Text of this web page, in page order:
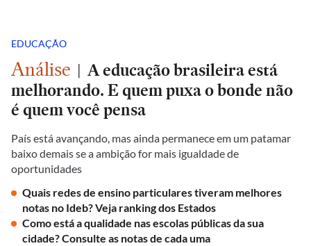
EDUCAÇÃO
Análise | A educação brasileira está
melhorando. E quem puxa o bonde não
é quem você pensa
País está avançando, mas ainda permanece em um patamar
baixo demais se a ambição for mais igualdade de
oportunidades
Quais redes de ensino particulares tiveram melhores
notas no Ideb? Veja ranking dos Estados
Como está a qualidade nas escolas públicas da sua
cidade? Consulte as notas de cada uma